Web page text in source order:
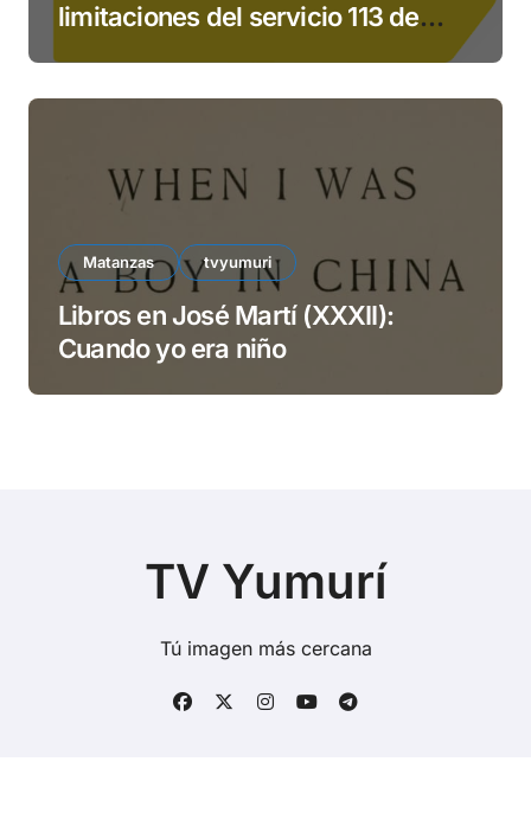
limitaciones del servicio 113 de
Matanzas tvyumuri
Libros en José Martí (XXXII):
Cuando yo era niño
TV Yumurí
Tú imagen más cercana